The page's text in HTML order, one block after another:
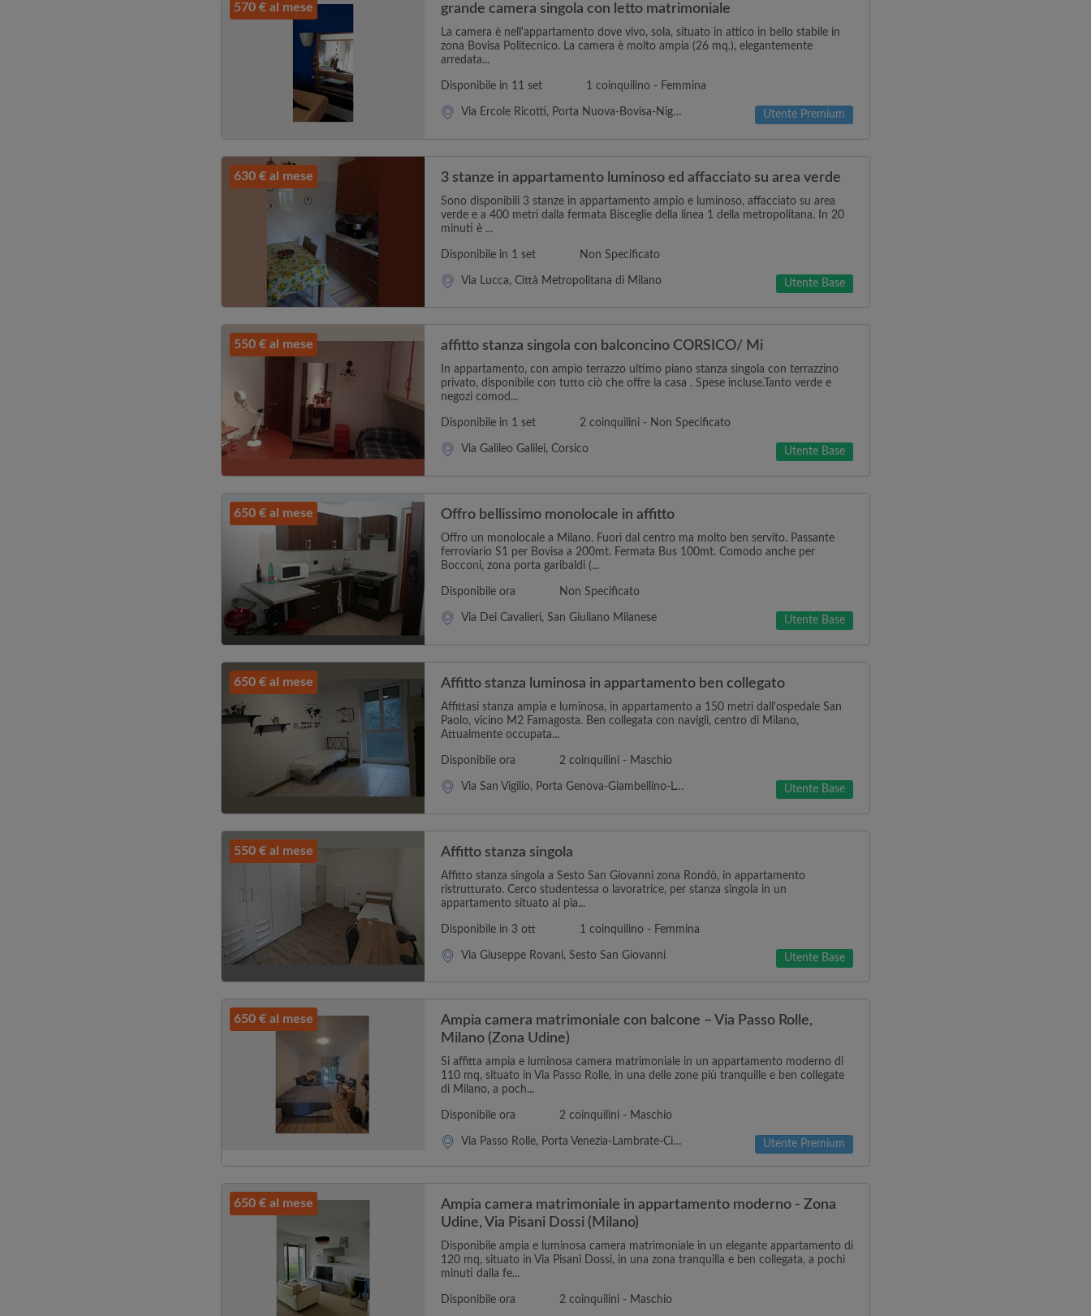
570 € al mese grande camera singola con letto matrimoniale
La camera è nell'appartamento dove vivo, sola, situato in attico in bello stabile in
zona Bovisa Politecnico. La camera è molto ampia (26 mq.), elegantemente
arredata...
Disponibile in 11 set 1 coinquilino - Femmina
Via Ercole Ricotti, Porta Nuova-Bovisa-Niguarda-Fulvio Testi Utente Premium
630 € al mese 3 stanze in appartamento luminoso ed affacciato su area verde
Sono disponibili 3 stanze in appartamento ampio e luminoso, affacciato su area
verde e a 400 metri dalla fermata Bisceglie della linea 1 della metropolitana. In 20
minuti è ...
Disponibile in 1 set Non Specificato
Via Lucca, Città Metropolitana di Milano Utente Base
550 € al mese affitto stanza singola con balconcino CORSICO/ Mi
In appartamento, con ampio terrazzo ultimo piano stanza singola con terrazzino
privato, disponibile con tutto ciò che offre la casa . Spese incluse.Tanto verde e
negozi comod...
Disponibile in 1 set 2 coinquilini - Non Specificato
Via Galileo Galilei, Corsico Utente Base
650 € al mese Offro bellissimo monolocale in affitto
Offro un monolocale a Milano. Fuori dal centro ma molto ben servito. Passante
ferroviario S1 per Bovisa a 200mt. Fermata Bus 100mt. Comodo anche per
Bocconi, zona porta garibaldi (...
Disponibile ora Non Specificato
Via Dei Cavalieri, San Giuliano Milanese Utente Base
650 € al mese Affitto stanza luminosa in appartamento ben collegato
Affittasi stanza ampia e luminosa, in appartamento a 150 metri dall'ospedale San
Paolo, vicino M2 Famagosta. Ben collegata con navigli, centro di Milano,
Attualmente occupata...
Disponibile ora 2 coinquilini - Maschio
Via San Vigilio, Porta Genova-Giambellino-Lorenteggio Utente Base
550 € al mese Affitto stanza singola
Affitto stanza singola a Sesto San Giovanni zona Rondò, in appartamento
ristrutturato. Cerco studentessa o lavoratrice, per stanza singola in un
appartamento situato al pia...
Disponibile in 3 ott 1 coinquilino - Femmina
Via Giuseppe Rovani, Sesto San Giovanni Utente Base
650 € al mese
Ampia camera matrimoniale con balcone – Via Passo Rolle,
Milano (Zona Udine)
Si affitta ampia e luminosa camera matrimoniale in un appartamento moderno di
110 mq, situato in Via Passo Rolle, in una delle zone più tranquille e ben collegate
di Milano, a poch...
Disponibile ora 2 coinquilini - Maschio
Via Passo Rolle, Porta Venezia-Lambrate-Città Studi Utente Premium
650 € al mese
Ampia camera matrimoniale in appartamento moderno - Zona
Udine, Via Pisani Dossi (Milano)
Disponibile ampia e luminosa camera matrimoniale in un elegante appartamento di
120 mq, situato in Via Pisani Dossi, in una zona tranquilla e ben collegata, a pochi
minuti dalla fe...
Disponibile ora 2 coinquilini - Maschio